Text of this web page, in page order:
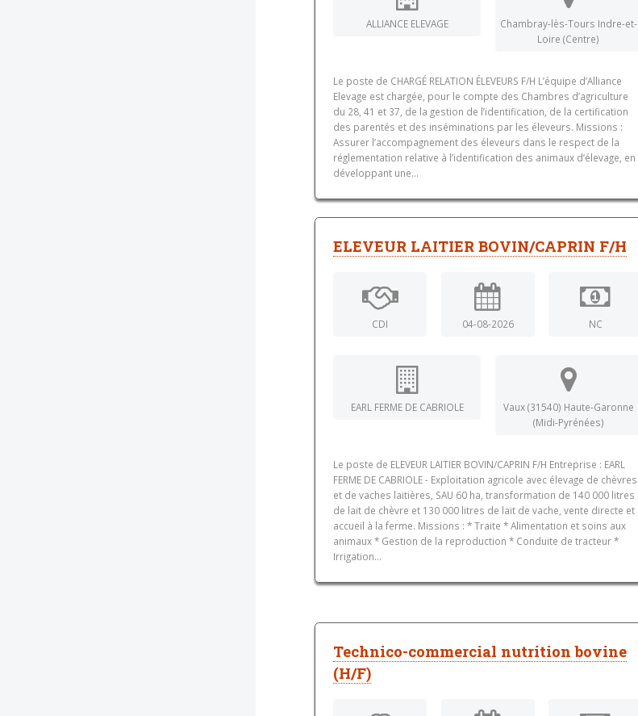
ALLIANCE ELEVAGE
Chambray-lès-Tours Indre-et-
Loire (Centre)
Le poste de CHARGÉ RELATION ÉLEVEURS F/H L’équipe d’Alliance
Elevage est chargée, pour le compte des Chambres d’agriculture
du 28, 41 et 37, de la gestion de l’identification, de la certification
des parentés et des inséminations par les éleveurs. Missions :
Assurer l’accompagnement des éleveurs dans le respect de la
réglementation relative à l’identification des animaux d’élevage, en
développant une...
ELEVEUR LAITIER BOVIN/CAPRIN F/H
CDI 04-08-2026 NC
EARL FERME DE CABRIOLE
Vaux (31540) Haute-Garonne
(Midi-Pyrénées)
Le poste de ELEVEUR LAITIER BOVIN/CAPRIN F/H Entreprise : EARL
FERME DE CABRIOLE - Exploitation agricole avec élevage de chèvres
et de vaches laitières, SAU 60 ha, transformation de 140 000 litres
de lait de chèvre et 130 000 litres de lait de vache, vente directe et
accueil à la ferme. Missions : * Traite * Alimentation et soins aux
animaux * Gestion de la reproduction * Conduite de tracteur *
Irrigation...
Technico-commercial nutrition bovine
(H/F)